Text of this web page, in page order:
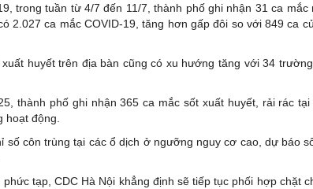
trong tuần từ 4/7 đến 11/7, thành phố ghi nhận 31 ca
2.027 ca mắc COVID-19, tăng hơn gấp đôi so với 849 ca
huyết trên địa bàn cũng có xu hướng tăng với 34
thành phố ghi nhận 365 ca mắc sốt xuất huyết, rải rác
hoạt động.
số côn trùng tại các ổ dịch ở ngưỡng nguy cơ cao, dự báo
tạp, CDC Hà Nội khẳng định sẽ tiếp tục phối hợp chặt